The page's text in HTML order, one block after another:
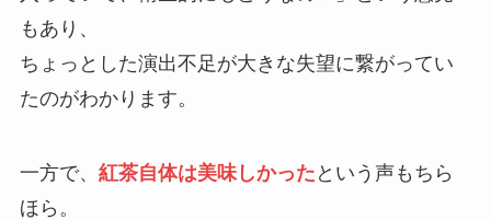
もあり、
ちょっとした演出不足が大きな失望に繋がってい
たのがわかります。
一方で、 紅茶自体は美味しかった という声もちら
ほら。